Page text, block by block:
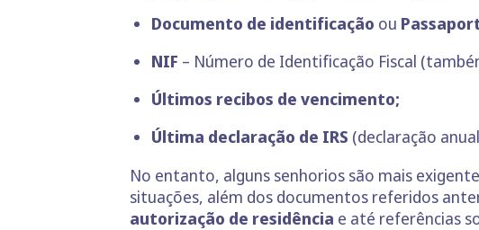
Documento de identificação ou
NIF – Número de Identificação Fiscal
Últimos recibos de vencimento;
Última declaração de IRS (declaração
No entanto, alguns senhorios são mais
situações, além dos documentos referidos
autorização de residência e até referências